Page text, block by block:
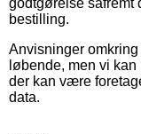
bestilling.
Anvisninger
løbende, men vi
der kan være
data.